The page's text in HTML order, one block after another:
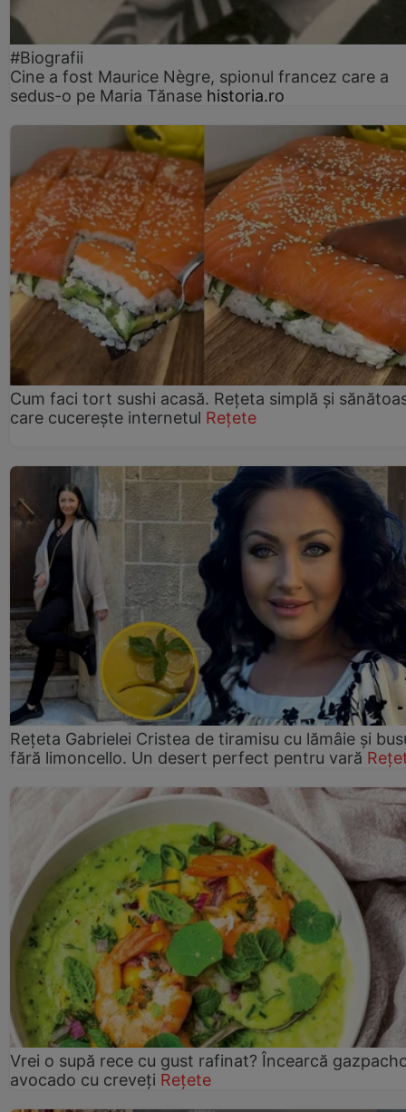
#Biografii
Cine a fost Maurice Nègre, spionul francez care a
sedus-o pe Maria Tănase historia.ro
Cum faci tort sushi acasă. Rețeta simplă și
care cucerește internetul Rețete
Rețeta Gabrielei Cristea de tiramisu cu lămâie și
fără limoncello. Un desert perfect pentru vară
Vrei o supă rece cu gust rafinat? Încearcă
avocado cu creveți Rețete